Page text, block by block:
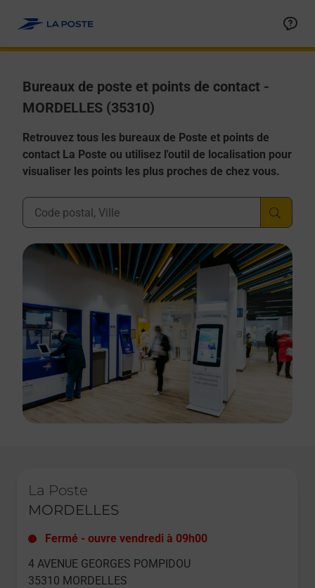
Bureaux de poste et points de contact -
MORDELLES (35310)
Retrouvez tous les bureaux de Poste et points de
contact La Poste ou utilisez l'outil de localisation pour
visualiser les points les plus proches de chez vous.
Ville, Département, Code Postal
La Poste
MORDELLES
Fermé - ouvre vendredi à 09h00
4 AVENUE GEORGES POMPIDOU
35310 MORDELLES